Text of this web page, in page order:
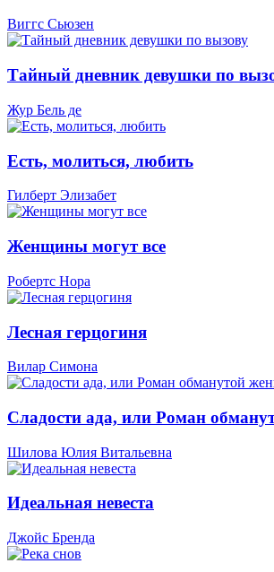
Виггс Сьюзен
Тайный дневник девушки по
Жур Бель де
Есть, молиться, любить
Гилберт Элизабет
Женщины могут все
Робертс Нора
Лесная герцогиня
Вилар Симона
Сладости ада, или Роман
Шилова Юлия Витальевна
Идеальная невеста
Джойс Бренда